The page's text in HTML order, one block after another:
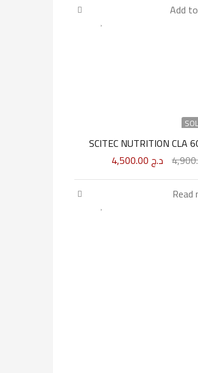
Add
SCITEC NUTRITION CLA
د.ج
Read
أنّه كما يحتاج الرياضي إلى خطة مدروسة،
Just like you track what you take and